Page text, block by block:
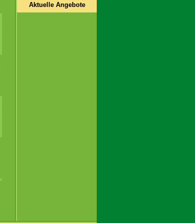
Aktuelle Angebote